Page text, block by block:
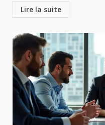
Lire la suite